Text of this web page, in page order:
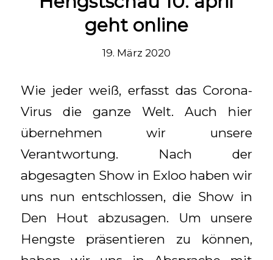
geht online
19. März 2020
Wie jeder weiß, erfasst das Corona-
Virus die ganze Welt. Auch hier
übernehmen wir unsere
Verantwortung. Nach der
abgesagten Show in Exloo haben wir
uns nun entschlossen, die Show in
Den Hout abzusagen. Um unsere
Hengste präsentieren zu können,